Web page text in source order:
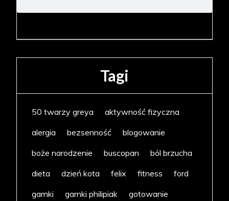
Tagi
50 twarzy greya
aktywność fizyczna
alergia
bezsenność
blogowanie
boże narodzenie
buscopan
ból brzucha
dieta
dzień kota felix fitness
ford
garnki
garnki philipiak
gotowanie